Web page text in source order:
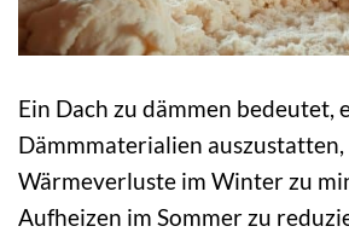
Ein Dach zu dämmen bedeutet,
Dämmmaterialien auszustatten,
Wärmeverluste im Winter zu
Aufheizen im Sommer zu